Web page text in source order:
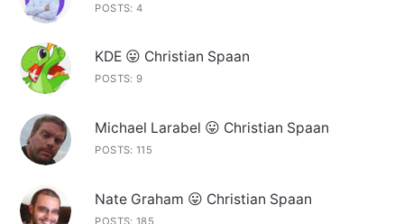
POSTS: 4
KDE 😛 Christian Spaan
POSTS: 9
Michael Larabel 😛 Christian Spaan
POSTS: 115
Nate Graham 😛 Christian Spaan
POSTS: 185